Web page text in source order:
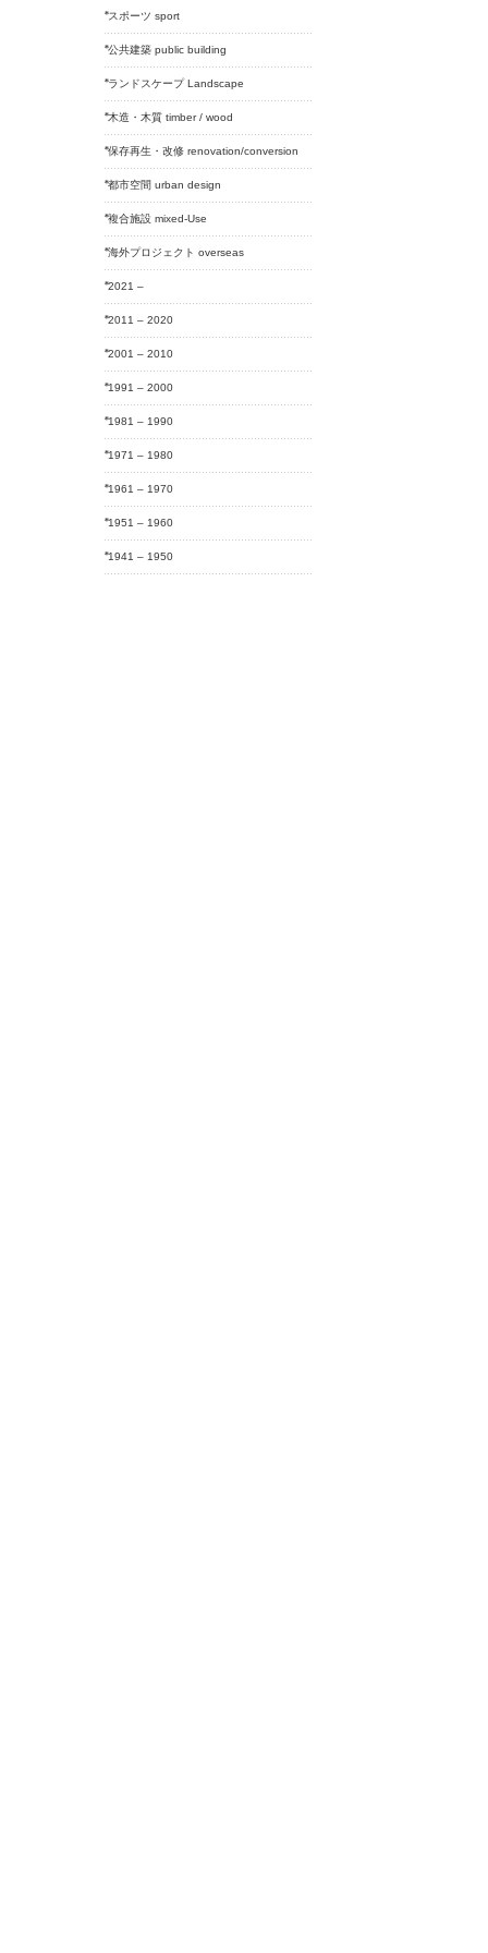
スポーツ sport
公共建築 public building
ランドスケープ Landscape
木造・木質 timber / wood
保存再生・改修 renovation/conversion
都市空間 urban design
複合施設 mixed-Use
海外プロジェクト overseas
2021 –
2011 – 2020
2001 – 2010
1991 – 2000
1981 – 1990
1971 – 1980
1961 – 1970
1951 – 1960
1941 – 1950